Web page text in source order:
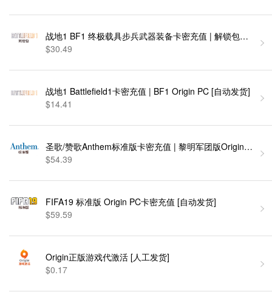
战地1 BF1 终极载具步兵武器装备卡密充值 | 解锁包捷径
$30.49
战地1 Battlefield1卡密充值 | BF1 Origin PC [自动发货]
$14.41
圣歌/赞歌Anthem标准版卡密充值 | 黎明军团版Origin PC [
$54.39
FIFA19 标准版 Origin PC卡密充值 [自动发货]
$59.59
Origin正版游戏代激活 [人工发货]
$0.17